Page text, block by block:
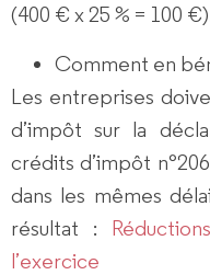
(400 € x25 % = 100 €
Comment en
Les entreprises
d’impôt sur la
crédits d’impôt
dans les mêmes
résultat :
l’exercice